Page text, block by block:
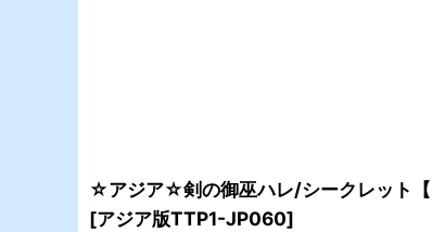
☆アジア☆剣の御巫ハレ/シークレット
[アジア版TTP1-JP060]